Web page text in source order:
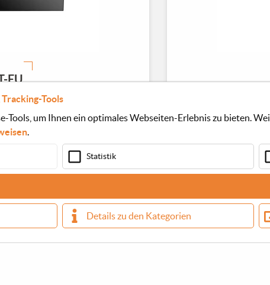
EU
Tools
Tools, um Ihnen ein optimales Webseiten-Erlebnis zu bieten.
.
Statistik
Details zu den Kategorien